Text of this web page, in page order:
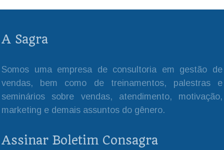
A Sagra
Somos uma empresa de consultoria em gestão de
vendas, bem como de treinamentos, palestras e
seminários sobre vendas, atendimento, motivação,
marketing e demais assuntos do gênero.
Assinar Boletim Consagra